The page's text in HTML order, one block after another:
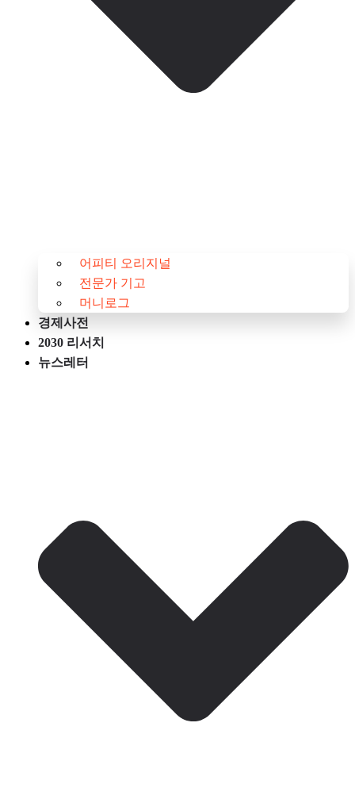
어피티 오리지널
전문가 기고
머니로그
경제사전
2030 리서치
뉴스레터